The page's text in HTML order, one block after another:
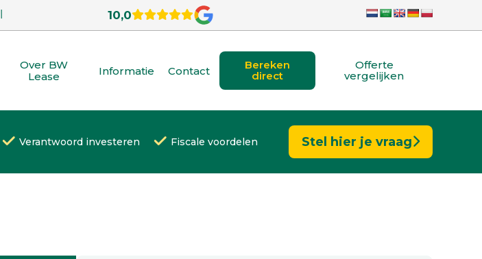
10,0
Over BW
Lease
Informatie Contact
Bereken
direct
Offerte
vergelijken
Verantwoord investeren Fiscale voordelen Stel hier je vraag